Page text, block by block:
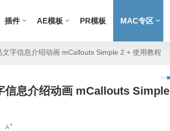
插件 AE模板 PR模板 MAC专区
字信息介绍动画 mCallouts Simple 2 + 使用教程
信息介绍动画 mCallouts Simple